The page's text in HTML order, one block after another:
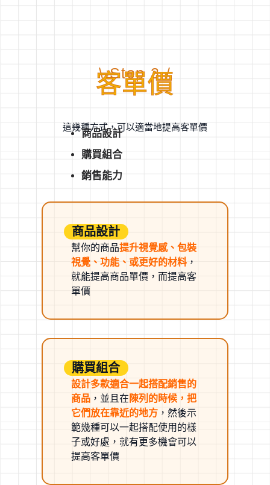
\ Step 3 /
客單價
這幾種方式，可以適當地提高客單價
商品設計
購買組合
銷售能力
商品設計
幫你的商品提升視覺感、包裝
視覺、功能、或更好的材料，
就能提高商品單價，而提高客
單價
購買組合
設計多款適合一起搭配銷售的
商品，並且在 陳列的時候，把
它們放在靠近的地方，然後示
範幾種可以一起搭配使用的樣
子或好處，就有更多機會可以
提高客單價